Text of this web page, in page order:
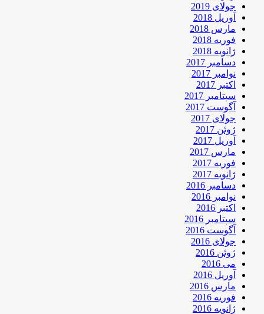
جولای 2019
آوریل 2018
مارس 2018
فوریه 2018
ژانویه 2018
دسامبر 2017
نوامبر 2017
اکتبر 2017
سپتامبر 2017
آگوست 2017
جولای 2017
ژوئن 2017
آوریل 2017
مارس 2017
فوریه 2017
ژانویه 2017
دسامبر 2016
نوامبر 2016
اکتبر 2016
سپتامبر 2016
آگوست 2016
جولای 2016
ژوئن 2016
می 2016
آوریل 2016
مارس 2016
فوریه 2016
ژانویه 2016